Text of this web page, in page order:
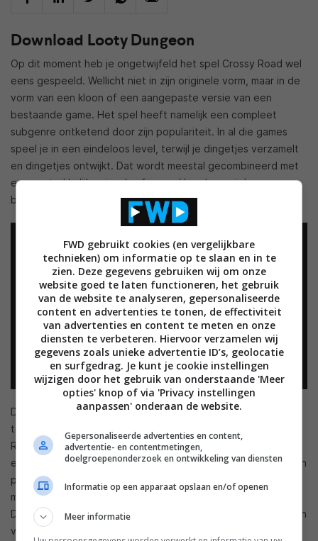
Download Looty Dungeon
Op dit moment heb je ongetwijfeld het spel Crossy Road wel
eens gespeeld. Wellicht niet in zijn originele vorm, maar in de
vorm van een kloon of een aangepaste versie van een
bestaande game. Het spel heeft namelijk een compleet
subgenre ontketend door zijn populariteit. In al die games
speel je in een eindeloos level, terwijl je dingetjes verzamelt
en dingetjes ontwijkt. Dat wordt meestal gecombineerd met
een aantrekkelijke visuele sfeer, pakkende muziek en een
besturing waar je echt niet lang over hoeft na te denken.
Dat simpele concept kun je dus ook op andere games
toepassen en dat is precies wat de uitgever achter Crossy
Road gedaan heeft met Looty Dungeon. In dit spel loop je
eindeloos door kerkers, terwijl je loot (schatten) verzamelt en
personages vrijspeelt. Onderweg ontwijk je vallen en
monsters, terwijl de grond achter constant afbreekt.
Doorlopen is hier het devies. Het spel is gratis te downloaden
voor Android en iOS en bevat zo’n vijftig personages die je
FWD gebruikt cookies (en vergelijkbare
technieken) om informatie op te slaan en in te
zien. Deze gegevens gebruiken wij om onze
website goed te laten functioneren, het gebruik
van de website te analyseren, gepersonaliseerde
content en advertenties te tonen, de effectiviteit
van advertenties en content te meten en onze
diensten te verbeteren. Hiervoor verzamelen wij
gegevens zoals unieke advertentie ID’s, geolocatie
en surfgedrag. Je kunt je cookie instellingen
wijzigen door het gebruik van onderstaande 'Meer
opties' knop of via 'Privacy instellingen
aanpassen' onderaan de website.
Gepersonaliseerde advertenties en content,
advertentie- en contentmetingen,
doelgroepenonderzoek en ontwikkeling van diensten
Informatie op een apparaat opslaan en/of openen
Meer informatie